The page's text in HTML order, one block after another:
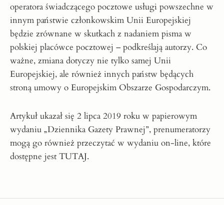
operatora świadczącego pocztowe usługi powszechne w
innym państwie członkowskim Unii Europejskiej
będzie zrównane w skutkach z nadaniem pisma w
polskiej placówce pocztowej – podkreślają autorzy. Co
ważne, zmiana dotyczy nie tylko samej Unii
Europejskiej, ale również innych państw będących
stroną umowy o Europejskim Obszarze Gospodarczym.
Artykuł ukazał się 2 lipca 2019 roku w papierowym
wydaniu „Dziennika Gazety Prawnej”, prenumeratorzy
mogą go również przeczytać w wydaniu on-line, które
dostępne jest TUTAJ.